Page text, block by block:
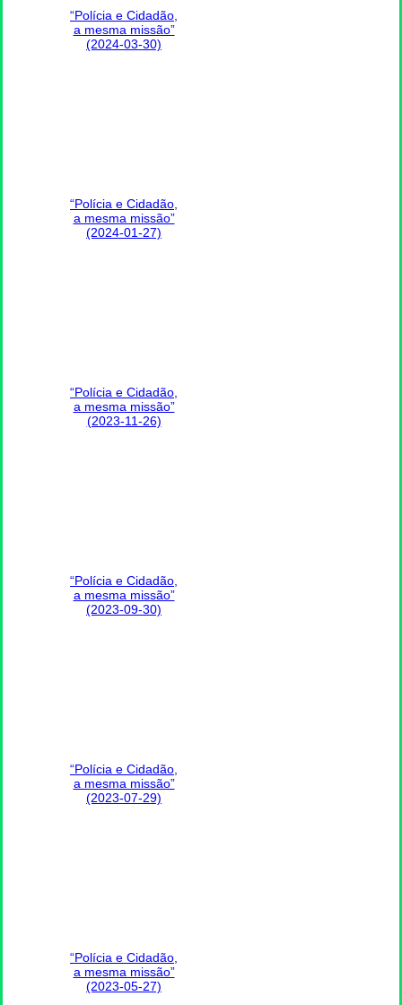
“Polícia e Cidadão,
a mesma missão”
(2024-03-30)
“Polícia e Cidadão,
a mesma missão”
(2024-01-27)
“Polícia e Cidadão,
a mesma missão”
(2023-11-26)
“Polícia e Cidadão,
a mesma missão”
(2023-09-30)
“Polícia e Cidadão,
a mesma missão”
(2023-07-29)
“Polícia e Cidadão,
a mesma missão”
(2023-05-27)